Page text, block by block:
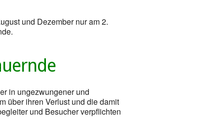
und Dezember nur am 2.
in ungezwungener und
über ihren Verlust und die damit
und Besucher verpflichten